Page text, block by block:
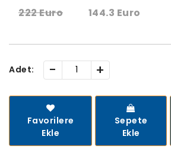
222 Euro 144.3 Euro
Adet: - +
Favorilere
Ekle
Sepete
Ekle